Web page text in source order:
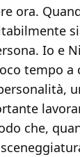
ora.
Io e
tempo a
che,